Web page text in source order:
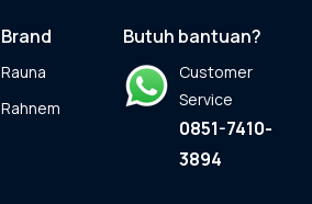
Brand
Rauna
Rahnem
Butuh bantuan?
Customer
Service
0851-7410-
3894